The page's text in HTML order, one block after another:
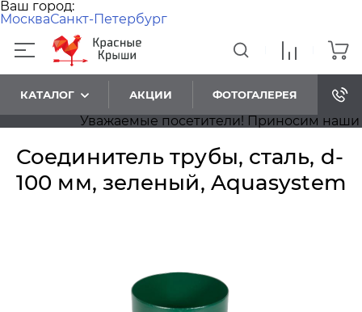
Ваш город:
МоскваСанкт-Петербург
КАТАЛОГ АКЦИИ ФОТОГАЛЕРЕЯ
Уважаемые посетители! Приносим наши
Соединитель трубы, сталь, d-
100 мм, зеленый, Aquasystem